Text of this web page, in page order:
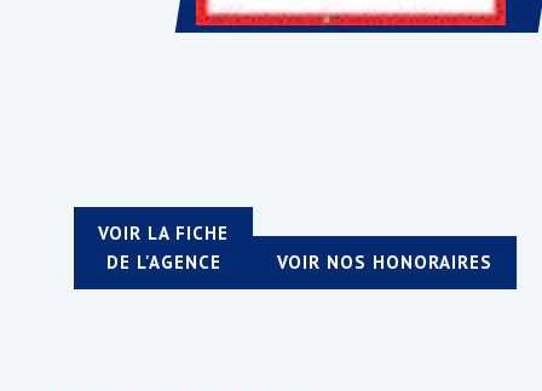
VOIR LA FICHE
DE L'AGENCE
VOIR NOS HONORAIRES